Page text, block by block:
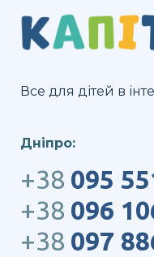
Все для дітей в
Дніпро:
+38 095
+38 096
+38 097